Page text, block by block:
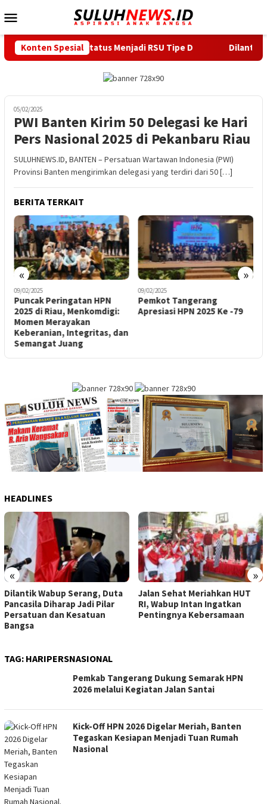
ke
Mobile
Konten Spesial
Naik Status Menjadi RSU Tipe D Dilantik Wabup
05/02/2025
PWI Banten Kirim 50 Delegasi ke Hari
Pers Nasional 2025 di Pekanbaru Riau
SULUHNEWS.ID, BANTEN – Persatuan Wartawan Indonesia (PWI)
Provinsi Banten mengirimkan delegasi yang terdiri dari 50 […]
BERITA TERKAIT
« »
09/02/2025
Puncak Peringatan HPN
2025 di Riau, Menkomdigi:
Momen Merayakan
Keberanian, Integritas, dan
Semangat Juang
09/02/2025
Pemkot Tangerang
Apresiasi HPN 2025 Ke -79
HEADLINES
« »
Dilantik Wabup Serang, Duta
Pancasila Diharap Jadi Pilar
Persatuan dan Kesatuan
Bangsa
Jalan Sehat Meriahkan HUT
RI, Wabup Intan Ingatkan
Pentingnya Kebersamaan
TAG: HARIPERSNASIONAL
Pemkab Tangerang Dukung Semarak HPN
2026 melalui Kegiatan Jalan Santai
Kick-Off HPN 2026 Digelar Meriah, Banten
Tegaskan Kesiapan Menjadi Tuan Rumah
Nasional